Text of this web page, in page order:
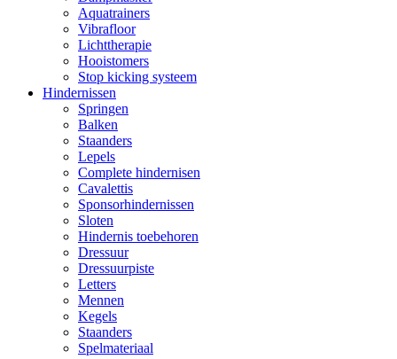
Aquatrainers
Vibrafloor
Lichttherapie
Hooistomers
Stop kicking systeem
Hindernissen
Springen
Balken
Staanders
Lepels
Complete hindernisen
Cavalettis
Sponsorhindernissen
Sloten
Hindernis toebehoren
Dressuur
Dressuurpiste
Letters
Mennen
Kegels
Staanders
Spelmateriaal